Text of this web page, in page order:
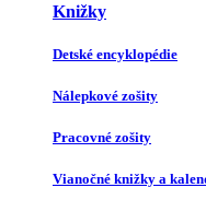
Knižky
Detské encyklopédie
Nálepkové zošity
Pracovné zošity
Vianočné knižky a